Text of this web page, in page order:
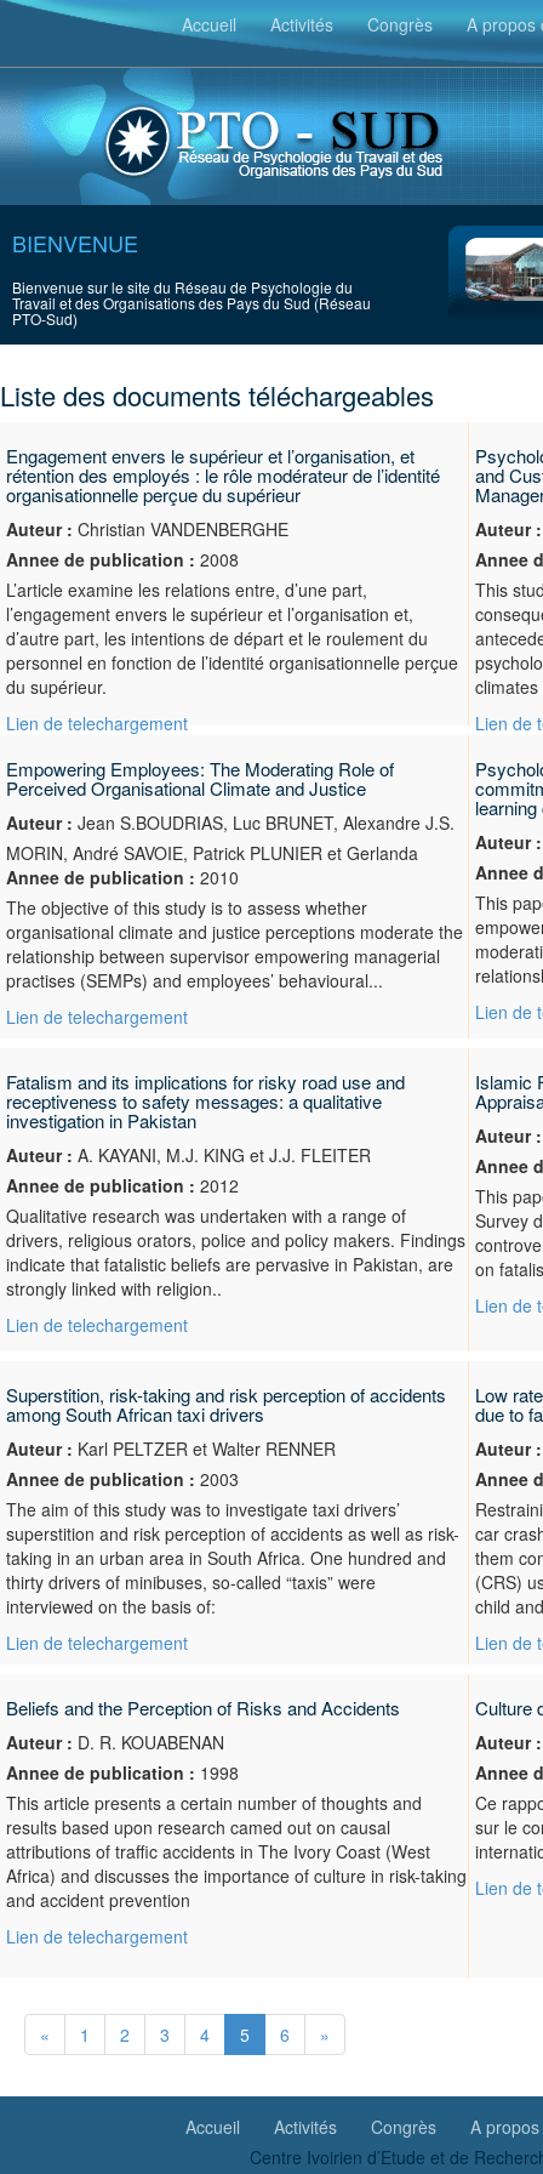
Accueil Activités Congrès A propos
BIENVENUE
Bienvenue sur le site du Réseau de Psychologie du
Travail et des Organisations des Pays du Sud (Réseau
PTO-Sud)
Liste des documents téléchargeables
Engagement envers le supérieur et l’organisation, et
rétention des employés : le rôle modérateur de l’identité
organisationnelle perçue du supérieur
Auteur : Christian VANDENBERGHE
Annee de publication : 2008
L’article examine les relations entre, d’une part,
l’engagement envers le supérieur et l’organisation et,
d’autre part, les intentions de départ et le roulement du
personnel en fonction de l’identité organisationnelle perçue
du supérieur.
Lien de telechargement
and
Auteur :
Annee
This
Lien de
Empowering Employees: The Moderating Role of
Perceived Organisational Climate and Justice
Auteur : Jean S.BOUDRIAS, Luc BRUNET, Alexandre J.S.
MORIN, André SAVOIE, Patrick PLUNIER et Gerlanda
Annee de publication : 2010
The objective of this study is to assess whether
organisational climate and justice perceptions moderate the
relationship between supervisor empowering managerial
practises (SEMPs) and employees’ behavioural...
Lien de telechargement
Auteur :
Annee
This
Lien de
Fatalism and its implications for risky road use and
receptiveness to safety messages: a qualitative
investigation in Pakistan
Auteur : A. KAYANI, M.J. KING et J.J. FLEITER
Annee de publication : 2012
Qualitative research was undertaken with a range of
drivers, religious orators, police and policy makers. Findings
indicate that fatalistic beliefs are pervasive in Pakistan, are
strongly linked with religion..
Lien de telechargement
Islamic
Auteur :
Annee
This
Survey
on
Lien de
Superstition, risk-taking and risk perception of accidents
among South African taxi drivers
Auteur : Karl PELTZER et Walter RENNER
Annee de publication : 2003
The aim of this study was to investigate taxi drivers’
superstition and risk perception of accidents as well as risk-
taking in an urban area in South Africa. One hundred and
thirty drivers of minibuses, so-called “taxis” were
interviewed on the basis of:
Lien de telechargement
Low
due to
Auteur :
Annee
car
them
(CRS)
child
Lien de
Beliefs and the Perception of Risks and Accidents
Auteur : D. R. KOUABENAN
Annee de publication : 1998
This article presents a certain number of thoughts and
results based upon research camed out on causal
attributions of traffic accidents in The Ivory Coast (West
Africa) and discusses the importance of culture in risk-taking
and accident prevention
Lien de telechargement
Culture
Auteur :
Annee
Ce
sur le
Lien de
« 1 2 3 4 5 6 »
Accueil Activités Congrès
A
Centre Ivoirien d’Etude et de